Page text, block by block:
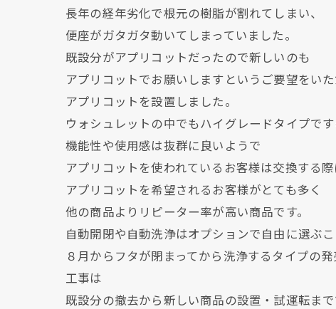
長年の経年劣化で根元の樹脂が割れてしまい、
便座がガタガタ動いてしまっていました。
既設分がアプリコットだったので新しいのも
アプリコットでお願いしますというご要望をい
アプリコットを設置しました。
ウォシュレットの中でもハイグレードタイプです
機能性や使用感は抜群に良いようで
アプリコットを使われているお客様は交換する際
アプリコットを希望されるお客様がとても多く
他の商品よりリピーター率が高い商品です。
自動開閉や自動洗浄はオプションで自由に選ぶこ
８月からフタが閉まってから洗浄するタイプの発
工事は
既設分の撤去から新しい商品の設置・試運転ま